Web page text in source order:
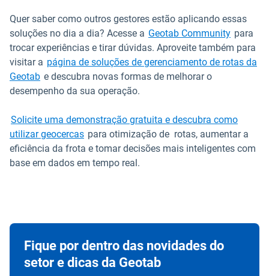
Quer saber como outros gestores estão aplicando essas
soluções no dia a dia? Acesse a Geotab CommunityAbrir em
para
trocar experiências e tirar dúvidas. Aproveite também para
visitar a página de soluções de gerenciamento de rotas da
Geotab e descubra novas formas de melhorar o
desempenho da sua operação.
Solicite uma demonstração gratuita e descubra como
utilizar geocercas para otimização de rotas, aumentar a
eficiência da frota e tomar decisões mais inteligentes com
base em dados em tempo real.
Fique por dentro das novidades do
setor e dicas da Geotab